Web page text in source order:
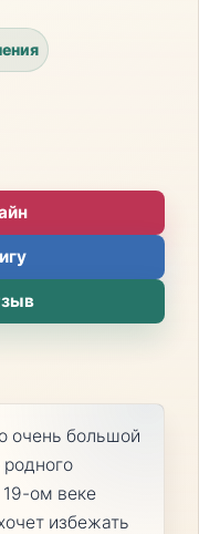
очень большой
19-ом веке
избежать